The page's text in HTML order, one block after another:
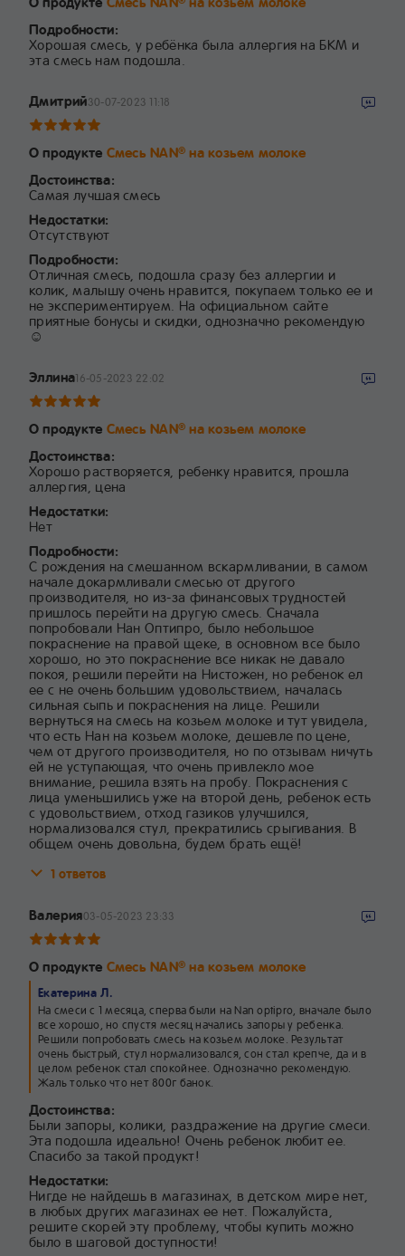
Подробности:
Хорошая смесь, у ребёнка была аллергия на БКМ и
эта смесь нам подошла.
Дмитрий30-07-2023 11:18
О продукте Смесь NAN® на козьем молоке
Достоинства:
Самая лучшая смесь
Недостатки:
Отсутствуют
Подробности:
Отличная смесь, подошла сразу без аллергии и
колик, малышу очень нравится, покупаем только ее и
не экспериментируем. На официальном сайте
приятные бонусы и скидки, однозначно рекомендую
☺️
Эллина16-05-2023 22:02
О продукте Смесь NAN® на козьем молоке
Достоинства:
Хорошо растворяется, ребенку нравится, прошла
аллергия, цена
Недостатки:
Нет
Подробности:
С рождения на смешанном вскармливании, в самом
начале докармливали смесью от другого
производителя, но из-за финансовых трудностей
пришлось перейти на другую смесь. Сначала
попробовали Нан Оптипро, было небольшое
покраснение на правой щеке, в основном все было
хорошо, но это покраснение все никак не давало
покоя, решили перейти на Нистожен, но ребенок ел
ее с не очень большим удовольствием, началась
сильная сыпь и покраснения на лице. Решили
вернуться на смесь на козьем молоке и тут увидела,
что есть Нан на козьем молоке, дешевле по цене,
чем от другого производителя, но по отзывам ничуть
ей не уступающая, что очень привлекло мое
внимание, решила взять на пробу. Покраснения с
лица уменьшились уже на второй день, ребенок есть
с удовольствием, отход газиков улучшился,
нормализовался стул, прекратились срыгивания. В
общем очень довольна, будем брать ещё!
1 ответов
Валерия03-05-2023 23:33
О продукте Смесь NAN® на козьем молоке
Екатерина Л.
На смеси с 1 месяца, сперва были на Nan optipro, вначале было
все хорошо, но спустя месяц начались запоры у ребенка.
Решили попробовать смесь на козьем молоке. Результат
очень быстрый, стул нормализовался, сон стал крепче, да и в
целом ребенок стал спокойнее. Однозначно рекомендую.
Жаль только что нет 800г банок.
Достоинства:
Были запоры, колики, раздражение на другие смеси.
Эта подошла идеально! Очень ребенок любит ее.
Спасибо за такой продукт!
Недостатки:
Нигде не найдешь в магазинах, в детском мире нет,
в любых других магазинах ее нет. Пожалуйста,
решите скорей эту проблему, чтобы купить можно
было в шаговой доступности!